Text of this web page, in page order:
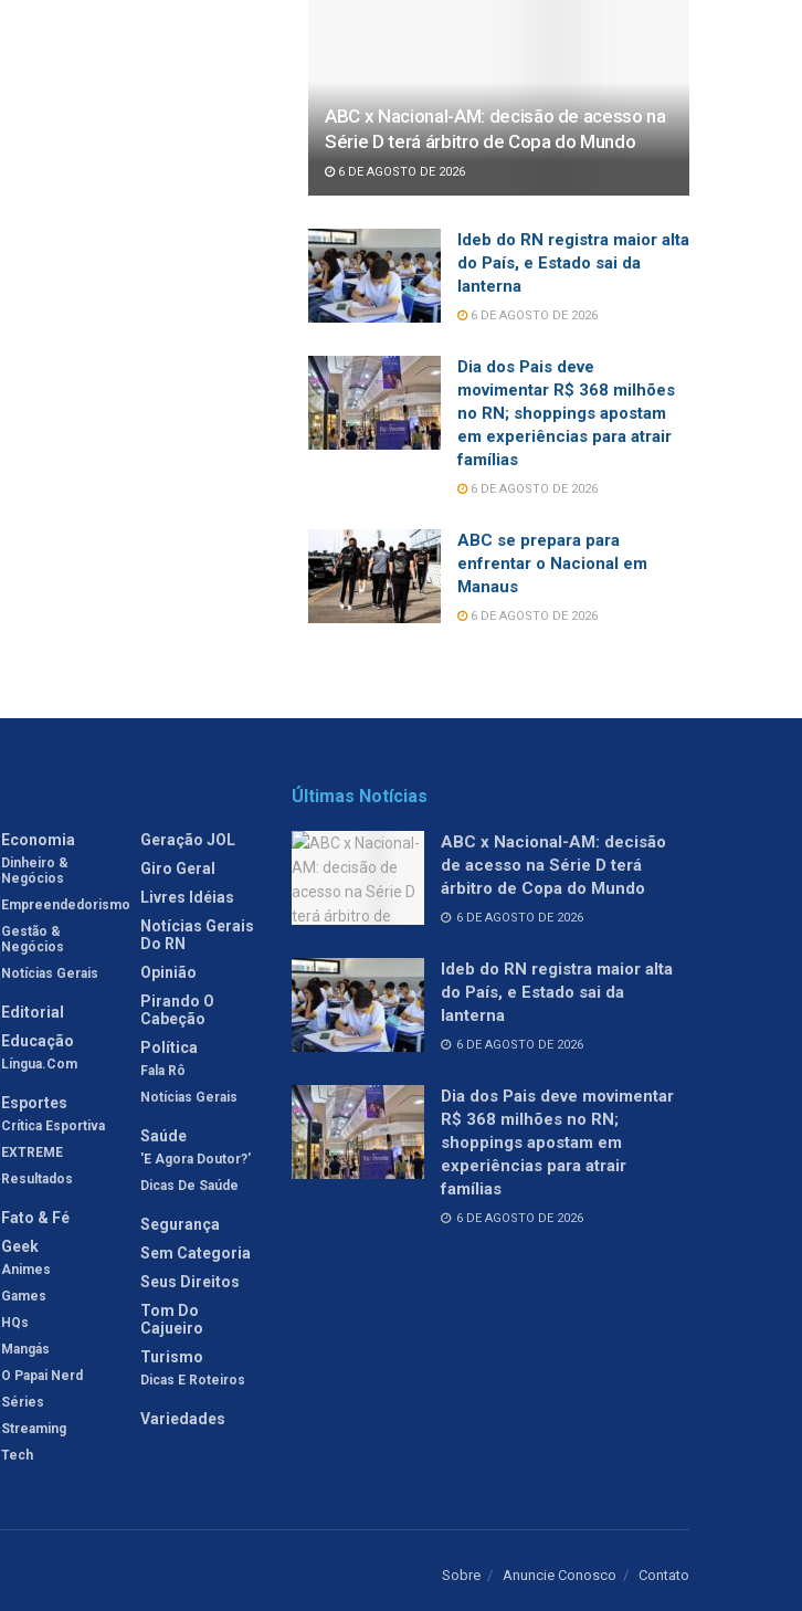
ABC x Nacional-AM: decisão de acesso na
Série D terá árbitro de Copa do Mundo
6 DE AGOSTO DE 2026
Ideb do RN registra maior alta
do País, e Estado sai da
lanterna
6 DE AGOSTO DE 2026
Dia dos Pais deve
movimentar R$ 368 milhões
no RN; shoppings apostam
em experiências para atrair
famílias
6 DE AGOSTO DE 2026
ABC se prepara para
enfrentar o Nacional em
Manaus
6 DE AGOSTO DE 2026
Economia
Dinheiro &
Negócios
Empreendedorismo
Gestão &
Negócios
Notícias Gerais
Editorial
Educação
Língua.com
Esportes
Crítica Esportiva
EXTREME
Resultados
Fato & Fé
Geek
Animes
Games
HQs
Mangás
O Papai Nerd
Séries
Streaming
Tech
Geração JOL
Giro Geral
Livres Idéias
Notícias Gerais
Do RN
Opinião
Pirando O
Cabeção
Política
Fala Rô
Notícias Gerais
Saúde
'E Agora Doutor?'
Dicas De Saúde
Segurança
Sem Categoria
Seus Direitos
Tom Do
Cajueiro
Turismo
Dicas E Roteiros
Variedades
Últimas Notícias
ABC x Nacional-AM: decisão
de acesso na Série D terá
árbitro de Copa do Mundo
6 DE AGOSTO DE 2026
Ideb do RN registra maior alta
do País, e Estado sai da
lanterna
6 DE AGOSTO DE 2026
Dia dos Pais deve movimentar
R$ 368 milhões no RN;
shoppings apostam em
experiências para atrair
famílias
6 DE AGOSTO DE 2026
Sobre Anuncie Conosco Contato